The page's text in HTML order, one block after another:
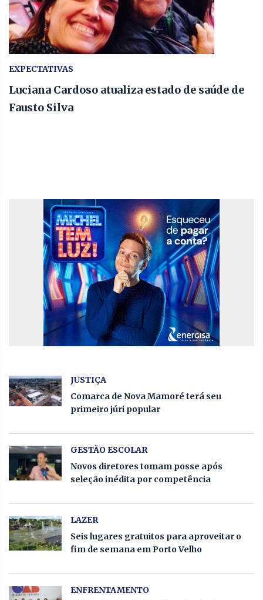
EXPECTATIVAS
Luciana Cardoso atualiza estado de saúde de
Fausto Silva
JUSTIÇA
Comarca de Nova Mamoré terá seu
primeiro júri popular
GESTÃO ESCOLAR
Novos diretores tomam posse após
seleção inédita por competência
LAZER
Seis lugares gratuitos para aproveitar o
fim de semana em Porto Velho
ENFRENTAMENTO